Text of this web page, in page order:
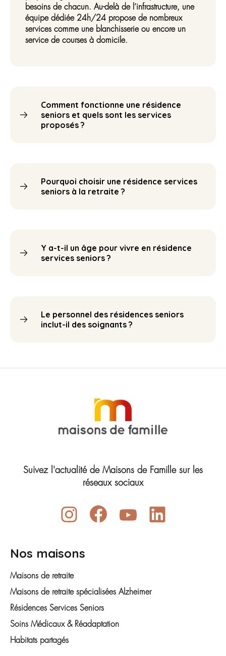
besoins de chacun. Au-delà de l’infrastructure, une
équipe dédiée 24h/24 propose de nombreux
services comme une blanchisserie ou encore un
service de courses à domicile.
Comment fonctionne une résidence
seniors et quels sont les services
proposés ?
Pourquoi choisir une résidence services
seniors à la retraite ?
Y a-t-il un âge pour vivre en résidence
services seniors ?
Le personnel des résidences seniors
inclut-il des soignants ?
Suivez l'actualité de Maisons de Famille sur les
réseaux sociaux
Nos maisons
Maisons de retraite
Maisons de retraite spécialisées Alzheimer
Résidences Services Seniors
Soins Médicaux & Réadaptation
Habitats partagés